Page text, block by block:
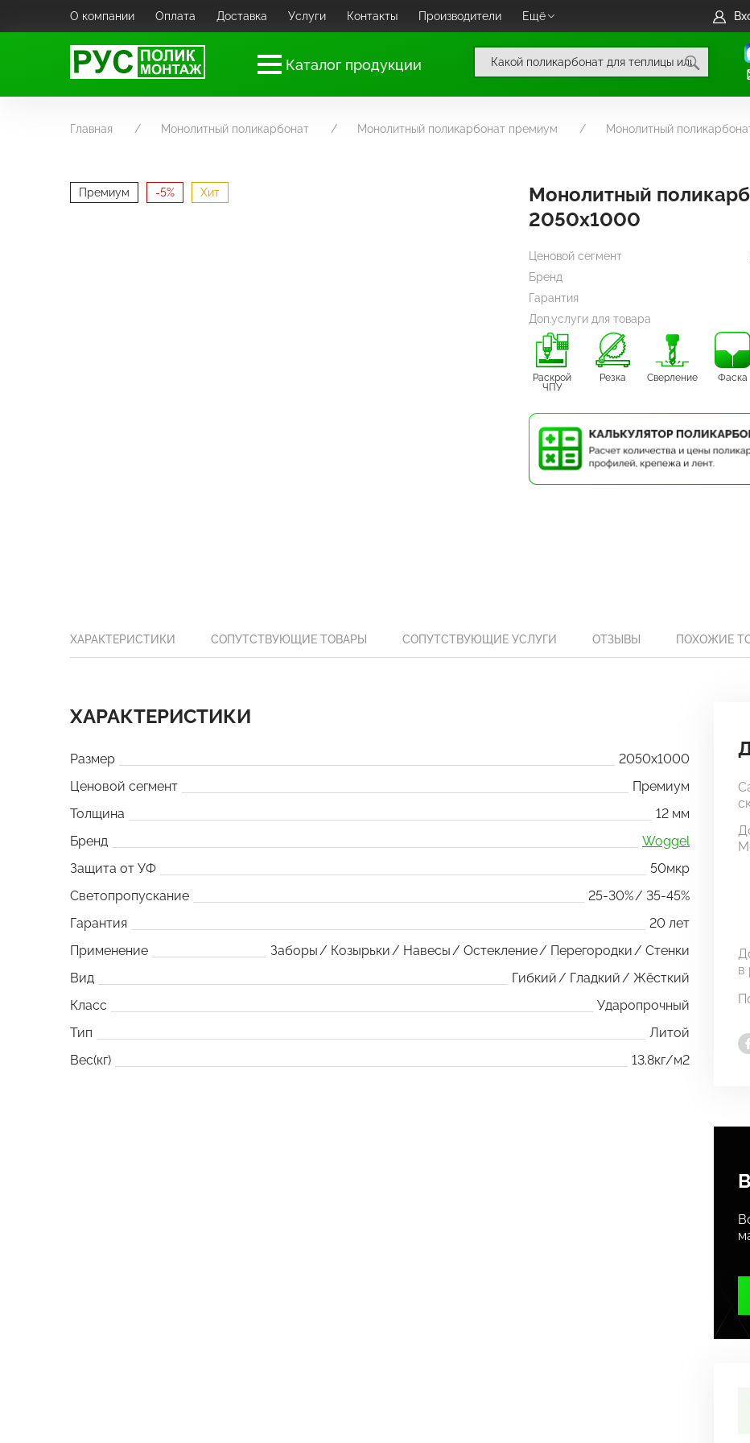
О компании Оплата Доставка Услуги Контакты Производители Ещё
Каталог продукции
Главная Монолитный поликарбонат Монолитный поликарбонат премиум Монолитный
Премиум -5% Хит
Монолитный
2050х1000
Ценовой сегмент
Бренд
Гарантия
Доп.услуги для товара
Раскрой
ЧПУ
Резка Сверление Фаска
ХАРАКТЕРИСТИКИ СОПУТСТВУЮЩИЕ ТОВАРЫ СОПУТСТВУЮЩИЕ УСЛУГИ ОТЗЫВЫ ПОХОЖИЕ
ХАРАКТЕРИСТИКИ
Размер
2050x1000
Ценовой сегмент
Премиум
Толщина
12 мм
Бренд
Woggel
Защита от УФ
50мкр
Светопропускание
25-30%
35-45%
Гарантия
20 лет
Применение
Заборы Козырьки Навесы Остекление Перегородки
Стенки
Вид
Гибкий Гладкий
Жёсткий
Класс
Ударопрочный
Тип
Литой
Вес(кг)
13.8кг/м2
в